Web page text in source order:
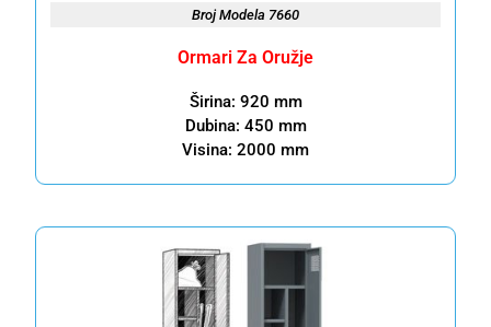
Broj Modela 7660
Ormari Za Oružje
Širina: 920 mm
Dubina: 450 mm
Visina: 2000 mm